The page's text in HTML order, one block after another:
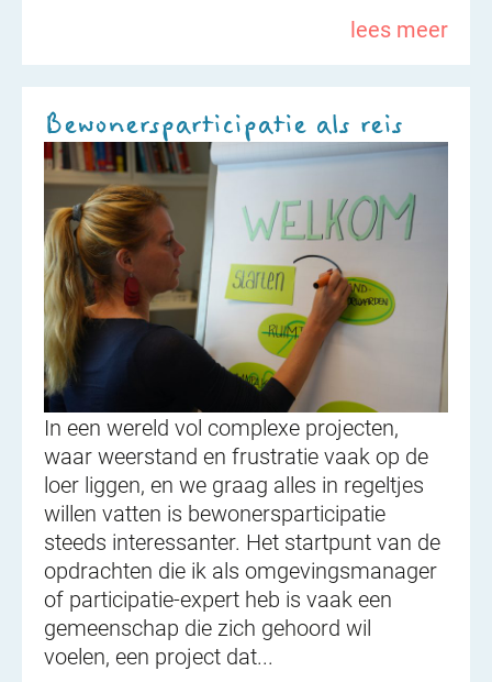
lees meer
Bewonersparticipatie als reis
In een wereld vol complexe projecten,
waar weerstand en frustratie vaak op de
loer liggen, en we graag alles in regeltjes
willen vatten is bewonersparticipatie
steeds interessanter. Het startpunt van de
opdrachten die ik als omgevingsmanager
of participatie-expert heb is vaak een
gemeenschap die zich gehoord wil
voelen, een project dat...